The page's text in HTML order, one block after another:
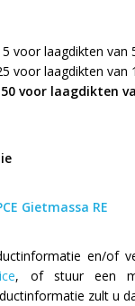
voor laagdikten van
voor laagdikten van
50 voor laagdikten
Gietmassa RE
en/of
, of stuur een
zult u